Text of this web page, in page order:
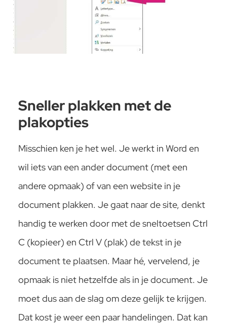
Sneller plakken met de
plakopties
Misschien ken je het wel. Je werkt in Word en
wil iets van een ander document (met een
andere opmaak) of van een website in je
document plakken. Je gaat naar de site, denkt
handig te werken door met de sneltoetsen Ctrl
C (kopieer) en Ctrl V (plak) de tekst in je
document te plaatsen. Maar hé, vervelend, je
opmaak is niet hetzelfde als in je document. Je
moet dus aan de slag om deze gelijk te krijgen.
Dat kost je weer een paar handelingen. Dat kan